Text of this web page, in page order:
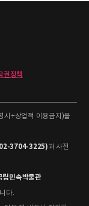
권정책
시+상업적 이용금지)을
3704-3225)과 사전
립민속박물관
다.